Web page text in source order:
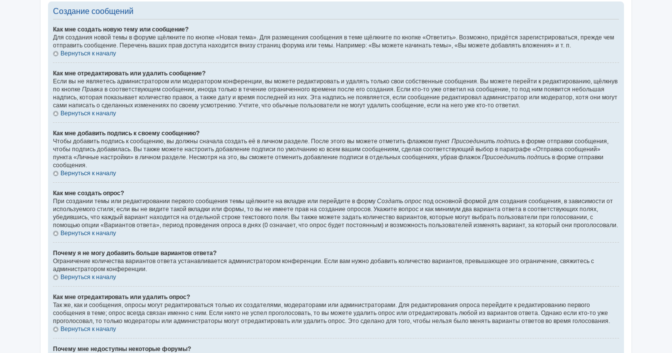
Создание сообщений
Как мне создать новую тему или сообщение?
Для создания новой темы в форуме щёлкните по кнопке «Новая тема». Для размещения сообщения в теме щёлкните по кнопке «Ответить». Возможно, придётся зарегистрироваться, прежде чем
отправить сообщение. Перечень ваших прав доступа находится внизу страниц форума или темы. Например: «Вы можете начинать темы», «Вы можете добавлять вложения» и т. п.
Вернуться к началу
Как мне отредактировать или удалить сообщение?
Если вы не являетесь администратором или модератором конференции, вы можете редактировать и удалять только свои собственные сообщения. Вы можете перейти к редактированию, щёлкнув
по кнопке Правка в соответствующем сообщении, иногда только в течение ограниченного времени после его создания. Если кто-то уже ответил на сообщение, то под ним появится небольшая
надпись, которая показывает количество правок, а также дату и время последней из них. Эта надпись не появляется, если сообщение редактировал администратор или модератор, хотя они могут
сами написать о сделанных изменениях по своему усмотрению. Учтите, что обычные пользователи не могут удалить сообщение, если на него уже кто-то ответил.
Вернуться к началу
Как мне добавить подпись к своему сообщению?
Чтобы добавить подпись к сообщению, вы должны сначала создать её в личном разделе. После этого вы можете отметить флажком пункт Присоединить подпись в форме отправки сообщения,
чтобы подпись добавилась. Вы также можете настроить добавление подписи по умолчанию ко всем вашим сообщениям, сделав соответствующий выбор в параграфе «Отправка сообщений»
пункта «Личные настройки» в личном разделе. Несмотря на это, вы сможете отменить добавление подписи в отдельных сообщениях, убрав флажок Присоединить подпись в форме отправки
сообщения.
Вернуться к началу
Как мне создать опрос?
При создании темы или редактировании первого сообщения темы щёлкните на вкладке или перейдите в форму Создать опрос под основной формой для создания сообщения, в зависимости от
используемого стиля; если вы не видите такой вкладки или формы, то вы не имеете прав на создание опросов. Укажите вопрос и как минимум два варианта ответа в соответствующих полях,
убедившись, что каждый вариант находится на отдельной строке текстового поля. Вы также можете задать количество вариантов, которые могут выбрать пользователи при голосовании, с
помощью опции «Вариантов ответа», период проведения опроса в днях (0 означает, что опрос будет постоянным) и возможность пользователей изменять вариант, за который они проголосовали.
Вернуться к началу
Почему я не могу добавить больше вариантов ответа?
Ограничение количества вариантов ответа устанавливается администратором конференции. Если вам нужно добавить количество вариантов, превышающее это ограничение, свяжитесь с
администратором конференции.
Вернуться к началу
Как мне отредактировать или удалить опрос?
Так же, как и сообщения, опросы могут редактироваться только их создателями, модераторами или администраторами. Для редактирования опроса перейдите к редактированию первого
сообщения в теме; опрос всегда связан именно с ним. Если никто не успел проголосовать, то вы можете удалить опрос или отредактировать любой из вариантов ответа. Однако если кто-то уже
проголосовал, то только модераторы или администраторы могут отредактировать или удалить опрос. Это сделано для того, чтобы нельзя было менять варианты ответов во время голосования.
Вернуться к началу
Почему мне недоступны некоторые форумы?